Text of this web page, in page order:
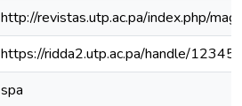
http://revistas.utp.ac.pa/index.php/
https://ridda2.utp.ac.pa/handle/
spa